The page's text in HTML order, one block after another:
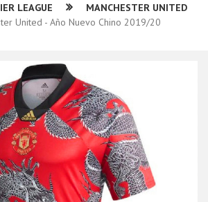
LEAGUE
MANCHESTER UNITED
United - Año Nuevo Chino 2019/20